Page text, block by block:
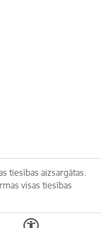
tiesības aizsargātas.
visas tiesības